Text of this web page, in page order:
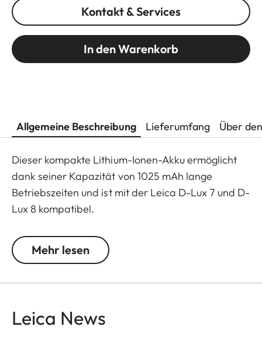
Kontakt & Services
In den Warenkorb
Allgemeine Beschreibung Lieferumfang Über
Dieser kompakte Lithium-Ionen-Akku ermöglicht
dank seiner Kapazität von 1025 mAh lange
Betriebszeiten und ist mit der Leica D-Lux 7 und D-
Lux 8 kompatibel.
Output:
7.2 VMehr lesen
Leica News